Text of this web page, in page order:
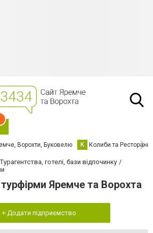
Ворохти, Буковелю К Колиби та Ресторани
Турагентства, готелі, бази відпочинку
Яремче та Ворохта
+ Додати підприємство